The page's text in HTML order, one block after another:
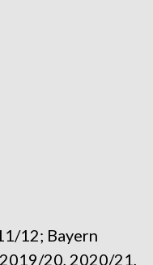
12; Bayern
20, 2020/21,